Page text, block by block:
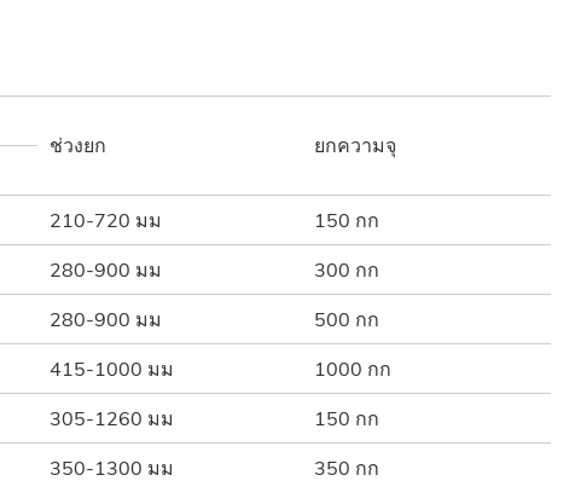
ช่วงยก
ยกความจุ
210-720 มม 150 กก
280-900 มม 300 กก
280-900 มม 500 กก
415-1000 มม 1000 กก
305-1260 มม 150 กก
350-1300 มม 350 กก